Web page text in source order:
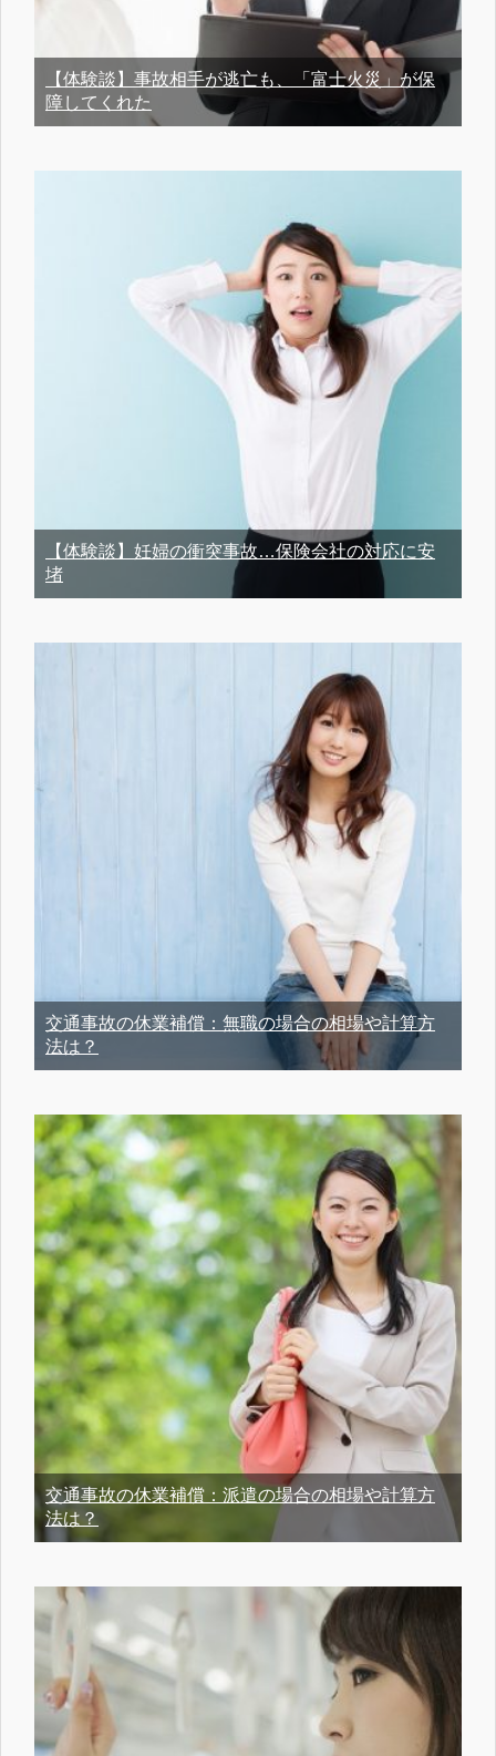
【体験談】事故相手が逃亡も、「富士火災」が保
障してくれた
【体験談】妊婦の衝突事故…保険会社の対応に安
堵
交通事故の休業補償：無職の場合の相場や計算方
法は？
交通事故の休業補償：派遣の場合の相場や計算方
法は？